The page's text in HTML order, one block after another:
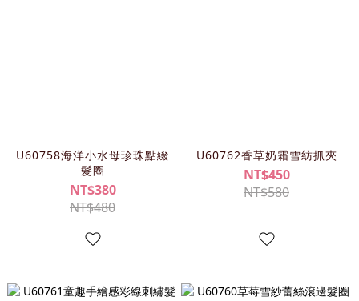
U60758海洋小水母珍珠點綴
髮圈
NT$380
NT$480
U60762香草奶霜雪紡抓夾
NT$450
NT$580